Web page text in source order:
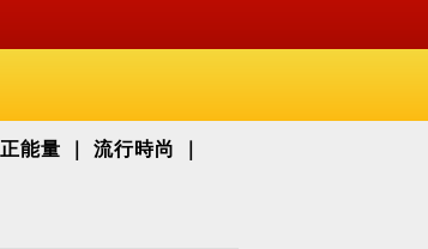
正能量 流行時尚